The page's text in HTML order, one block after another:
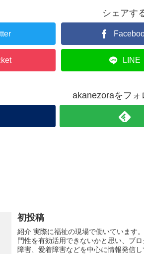
シェアす
LINE
akanezoraをフォ
初投稿
紹介 実際に福祉の現場で働いています
門性を有効活用できないかと思い、ブ
障害、愛着障害などを中心に情報発信し